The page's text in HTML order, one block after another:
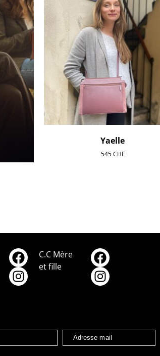
Yaelle
545CHF
C.C Mère
et fille
Adresse mail